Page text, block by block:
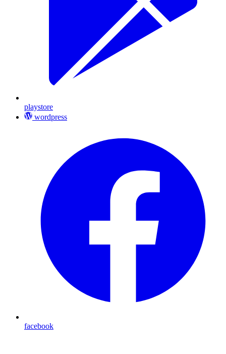
playstore
wordpress
facebook